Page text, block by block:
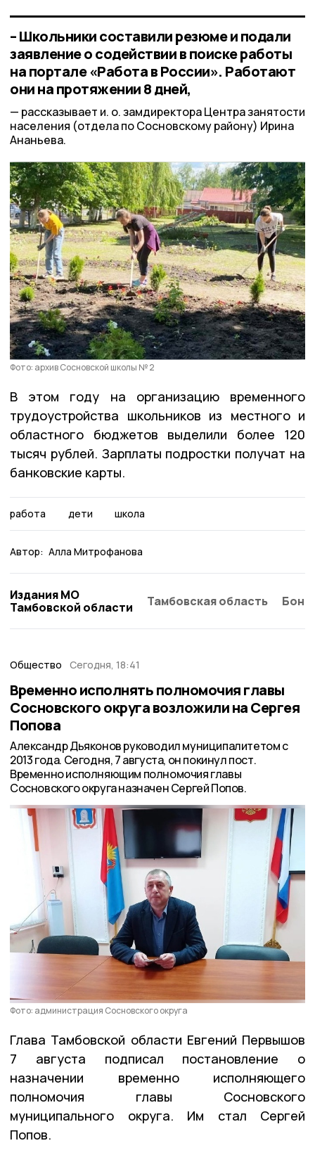
– Школьники составили резюме и подали
заявление о содействии в поиске работы
на портале «Работа в России». Работают
они на протяжении 8 дней,
рассказывает и. о. замдиректора Центра занятости
населения (отдела по Сосновскому району) Ирина
Ананьева.
Фото: архив Сосновской школы № 2
В этом году на организацию временного
трудоустройства школьников из местного и
областного бюджетов выделили более 120
тысяч рублей. Зарплаты подростки получат на
банковские карты.
работа дети школа
Автор: Алла Митрофанова
Издания МО
Тамбовской области
Тамбовская область
Общество Сегодня, 18:41
Временно исполнять полномочия главы
Сосновского округа возложили на Сергея
Попова
Александр Дьяконов руководил муниципалитетом с
2013 года. Сегодня, 7 августа, он покинул пост.
Временно исполняющим полномочия главы
Сосновского округа назначен Сергей Попов.
Фото: администрация Сосновского округа
Глава Тамбовской области Евгений Первышов
7 августа подписал постановление о
назначении временно исполняющего
полномочия главы Сосновского
муниципального округа. Им стал Сергей
Попов.